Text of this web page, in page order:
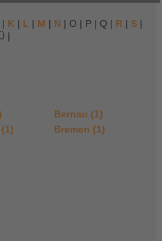
| K | L | M | N | O | P | Q | R | S |
|
Bernau (1)
Bremen (1)